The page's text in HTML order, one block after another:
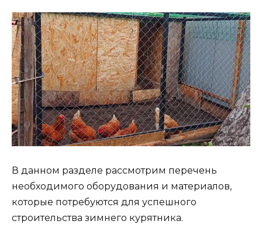
В данном разделе рассмотрим перечень
необходимого оборудования и материалов,
которые потребуются для успешного
строительства зимнего курятника.